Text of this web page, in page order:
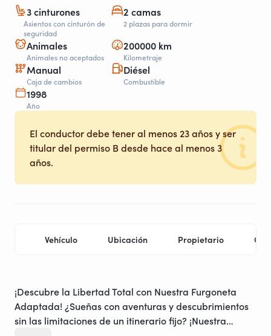
3 cinturones
Asientos con cinturón de
seguridad
2 camas
2 plazas para dormir
Animales
Animales no aceptados
200000 km
Kilometraje
Manual
Caja de cambios
Diésel
Combustible
1998
Año
El conductor debe tener al menos 23 años y ser
titular del permiso B desde hace al menos 3
años.
Vehículo Ubicación Propietario
¡Descubre la Libertad Total con Nuestra Furgoneta
Adaptada! ¿Sueñas con aventuras y descubrimientos
sin las limitaciones de un itinerario fijo? ¡Nuestra